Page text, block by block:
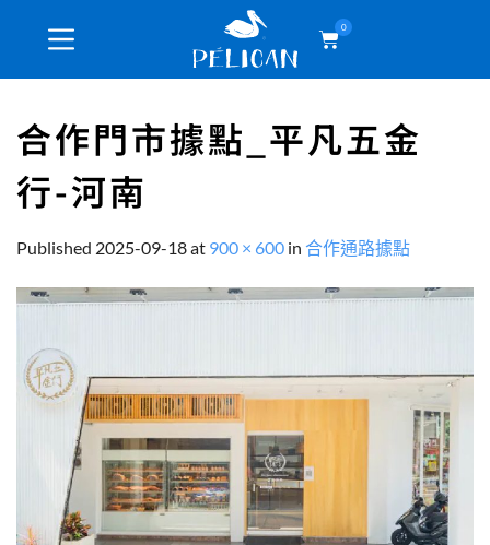
0
合作門市據點_平凡五金
行-河南
Published 2025-09-18at 900 × 600 in 合作通路據點